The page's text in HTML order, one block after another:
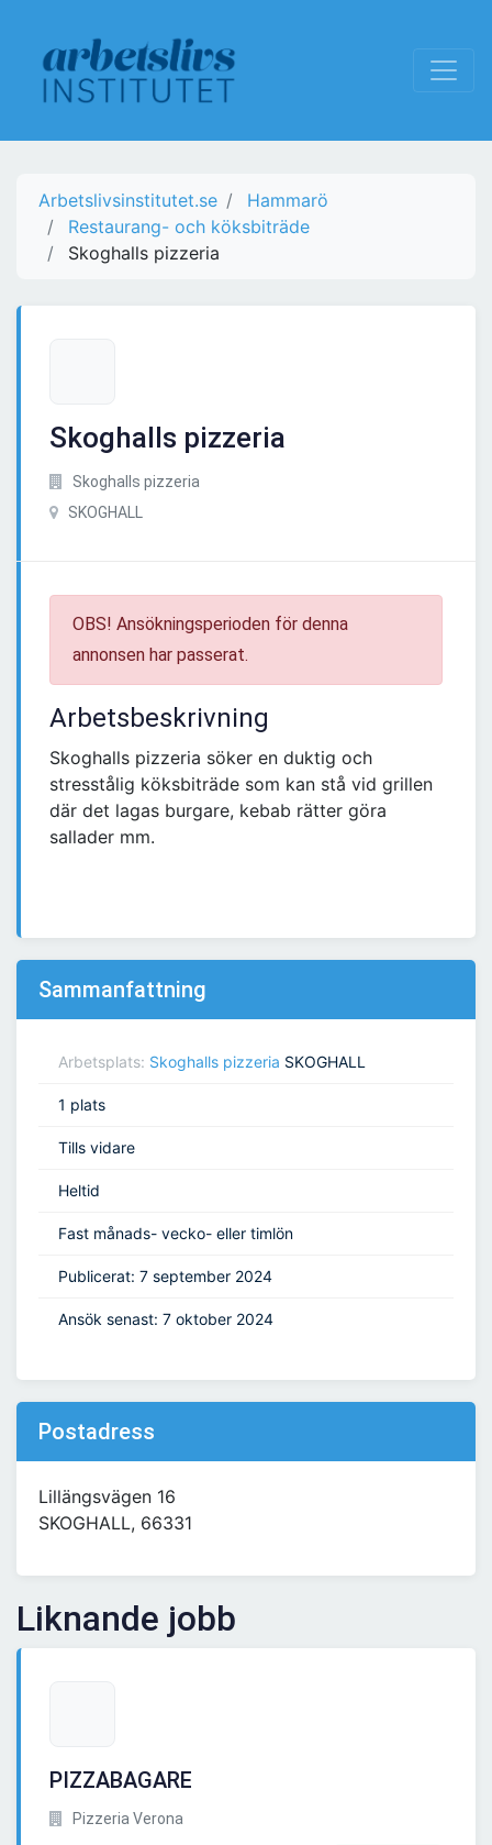
Arbetslivsinstitutet.se
Hammarö
Restaurang- och köksbiträde
Skoghalls pizzeria
Skoghalls pizzeria
Skoghalls pizzeria
SKOGHALL
OBS! Ansökningsperioden för denna
annonsen har passerat.
Arbetsbeskrivning
Skoghalls pizzeria söker en duktig och
stresstålig köksbiträde som kan stå vid grillen
där det lagas burgare, kebab rätter göra
sallader mm.
Sammanfattning
Arbetsplats: Skoghalls pizzeria SKOGHALL
1 plats
Tills vidare
Heltid
Fast månads- vecko- eller timlön
Publicerat: 7 september 2024
Ansök senast: 7 oktober 2024
Postadress
Lillängsvägen 16
SKOGHALL, 66331
Liknande jobb
PIZZABAGARE
Pizzeria Verona